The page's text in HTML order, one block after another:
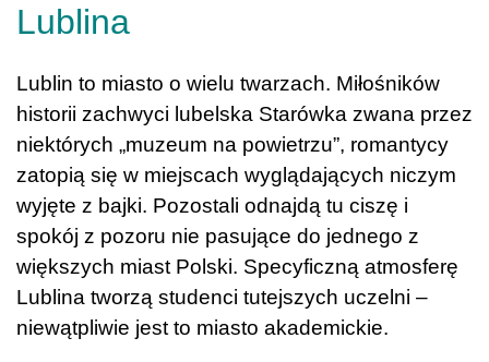
Lublina
Lublin to miasto o wielu twarzach. Miłośników
historii zachwyci lubelska Starówka zwana przez
niektórych „muzeum na powietrzu”, romantycy
zatopią się w miejscach wyglądających niczym
wyjęte z bajki. Pozostali odnajdą tu ciszę i
spokój z pozoru nie pasujące do jednego z
większych miast Polski. Specyficzną atmosferę
Lublina tworzą studenci tutejszych uczelni –
niewątpliwie jest to miasto akademickie.